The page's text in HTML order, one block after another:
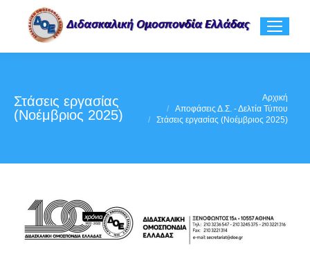
Στάσεις εργασίας
(Νοέμβριος 2025)
Αρχική
Αποφάσεις Δ.Σ. - Δελτία Τύπου
Στάσεις εργασίας (Νοέμβριος 2025)